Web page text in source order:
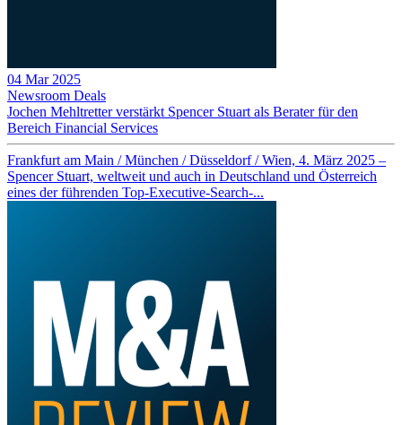
04 Mar 2025
Newsroom Deals
Jochen Mehltretter verstärkt Spencer Stuart als Berater für den
Bereich Financial Services
Frankfurt am Main / München / Düsseldorf / Wien, 4. März 2025 –
Spencer Stuart, weltweit und auch in Deutschland und Österreich
eines der führenden Top-Executive-Search-...